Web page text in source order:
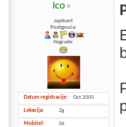
Ico
zajebant
Postignuća:
Nagrade:
Datum registracije Oct 2005
Lokacija Zg
Mobitel S6